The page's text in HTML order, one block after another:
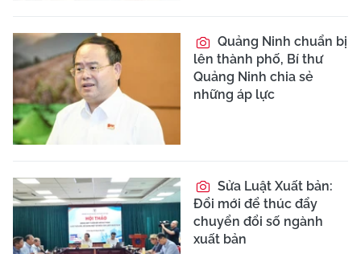
Quảng Ninh chuẩn bị
lên thành phố, Bí thư
Quảng Ninh chia sẻ
những áp lực
Sửa Luật Xuất bản:
Đổi mới để thúc đẩy
chuyển đổi số ngành
xuất bản